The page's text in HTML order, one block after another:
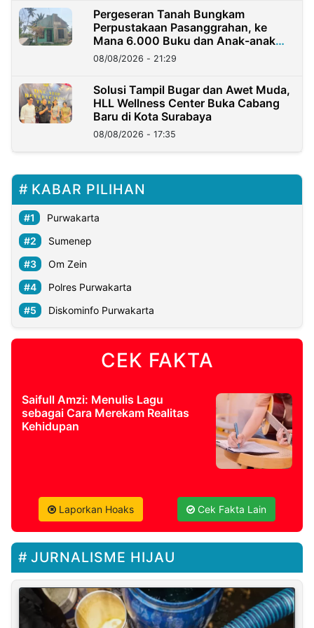
Pergeseran Tanah Bungkam
Perpustakaan Pasanggrahan, ke
Mana 6.000 Buku dan Anak-anak
Kini?
08/08/2026 - 21:29
Solusi Tampil Bugar dan Awet Muda,
HLL Wellness Center Buka Cabang
Baru di Kota Surabaya
08/08/2026 - 17:35
KABAR PILIHAN
Purwakarta
Sumenep
Om Zein
Polres Purwakarta
Diskominfo Purwakarta
CEK FAKTA
Saifull Amzi: Menulis Lagu
sebagai Cara Merekam Realitas
Kehidupan
Laporkan Hoaks Cek Fakta Lain
JURNALISME HIJAU